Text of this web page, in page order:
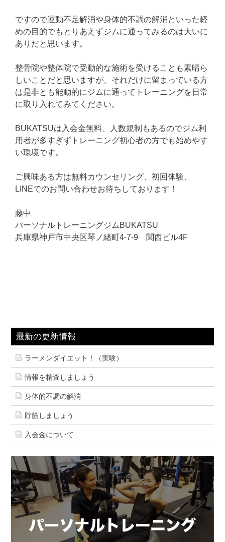
ですので運動不足解消や身体的不調の解消といった軽
めの目的でもとりあえずジムに通ってみるのは大いに
ありだと思います。
整骨院や整体院で受動的な施術を受けることも素晴ら
しいことだと思いますが、それだけに留まっている方
は是非とも能動的にジムに通ってトレーニングを日常
に取り入れてみてください。
BUKATSUは入会金無料、人数規制もあるのでジム利
用者が多すぎずトレーニング初心者の方でも始めやす
い環境です。
ご興味ある方は無料カウンセリング、初回体験、
LINEでのお問い合わせお待ちしております！
藤中
パーソナルトレーニングジムBUKATSU
兵庫県神戸市中央区琴ノ緒町4-7-9 関西ビル4F
最新の更新情報
ラーメンダイエット！（実験）
情報を精査しましょう
身体的不調の解消
貯筋しましょう
入会金について